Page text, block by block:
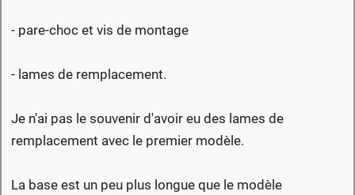
- pare-choc et vis de montage
- lames de remplacement.
Je n'ai pas le souvenir d'avoir eu des lames de
remplacement avec le premier modèle.
La base est un peu plus longue que le modèle